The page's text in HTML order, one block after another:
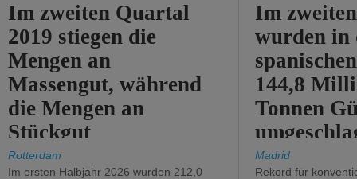
Im zweiten Quartal
2019 stiegen die
Mengen an
Massengut, während
die Mengen an
Stückgut
zurückgingen.
Rotterdam
Im ersten Halbjahr 2026 wurden 212,0
Im
wurden in
144,8
Tonnen
%).
Madrid
Rekord für